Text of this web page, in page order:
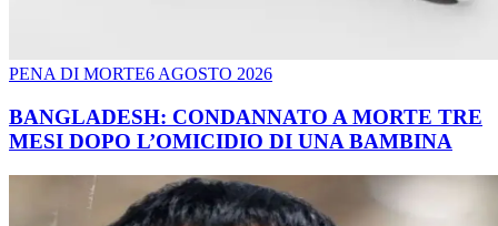
PENA DI MORTE6 AGOSTO 2026
BANGLADESH: CONDANNATO A MORTE TRE
MESI DOPO L’OMICIDIO DI UNA BAMBINA